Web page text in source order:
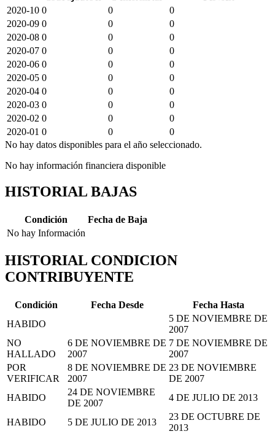
2020-10 0 0
0
2020-09 0 0
0
2020-08 0 0
0
2020-07 0 0
0
2020-06 0 0
0
2020-05 0 0
0
2020-04 0 0
0
2020-03 0 0
0
2020-02 0 0
0
2020-01 0 0
0
No hay datos disponibles para el año seleccionado.
No hay información financiera disponible
HISTORIAL BAJAS
Condición
Fecha de Baja
No hay Información
HISTORIAL CONDICION
CONTRIBUYENTE
Condición Fecha Desde
Fecha Hasta
HABIDO
5 DE NOVIEMBRE DE
2007
NO
HALLADO
6 DE NOVIEMBRE DE
2007
7 DE NOVIEMBRE DE
2007
POR
VERIFICAR
8 DE NOVIEMBRE DE
2007
23 DE NOVIEMBRE
DE 2007
HABIDO
24 DE NOVIEMBRE
DE 2007
4 DE JULIO DE 2013
HABIDO 5 DE JULIO DE 2013
23 DE OCTUBRE DE
2013